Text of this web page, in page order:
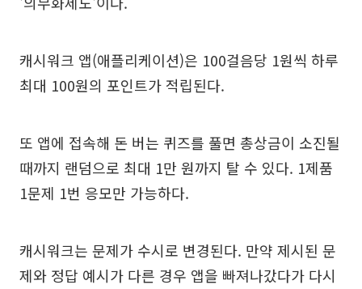
캐시워크 앱(애플리케이션)은 100걸음당 1원씩 하루
최대 100원의 포인트가 적립된다.
또 앱에 접속해 돈 버는 퀴즈를 풀면 총상금이 소진될
때까지 랜덤으로 최대 1만 원까지 탈 수 있다. 1제품
1문제 1번 응모만 가능하다.
캐시워크는 문제가 수시로 변경된다. 만약 제시된 문
제와 정답 예시가 다른 경우 앱을 빠져나갔다가 다시